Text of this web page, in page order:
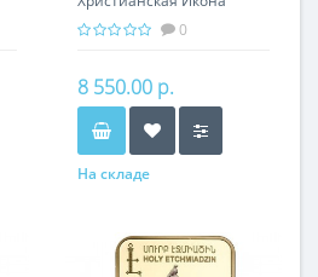
Серебро 31.10 гр -
0
8 550.00 р.
На складе